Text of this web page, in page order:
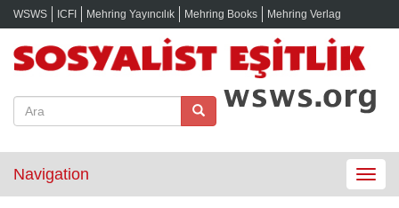
WSWS ICFI Mehring Yayıncılık Mehring Books Mehring Verlag
Toggle
Navigation